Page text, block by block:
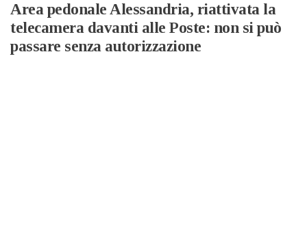
Area pedonale Alessandria, riattivata la
telecamera davanti alle Poste: non si può
passare senza autorizzazione